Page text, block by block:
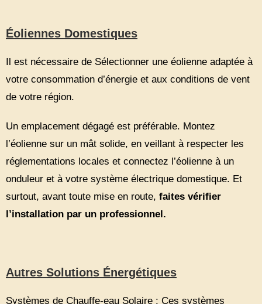
Éoliennes Domestiques
Il est nécessaire de Sélectionner une éolienne adaptée à
votre consommation d’énergie et aux conditions de vent
de votre région.
Un emplacement dégagé est préférable. Montez
l’éolienne sur un mât solide, en veillant à respecter les
réglementations locales et connectez l’éolienne à un
onduleur et à votre système électrique domestique. Et
surtout, avant toute mise en route, faites vérifier
l’installation par un professionnel.
Autres Solutions Énergétiques
Systèmes de Chauffe-eau Solaire : Ces systèmes